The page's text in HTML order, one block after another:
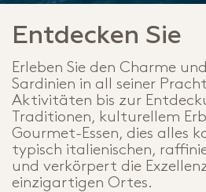
Entdecken Sie
Erleben Sie den Charme
Sardinien in all seiner
Aktivitäten bis zur
Traditionen, kulturellem
Gourmet-Essen, dies alles
typisch italienischen,
und verkörpert die
einzigartigen Ortes.